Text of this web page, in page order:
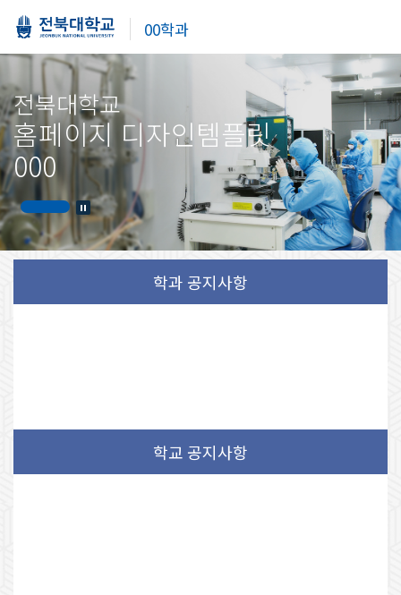
00학과
전북대학교
홈페이지 디자인템플릿
000